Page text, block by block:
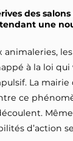
des
une
à la loi qui
La mairie
ce
d’action